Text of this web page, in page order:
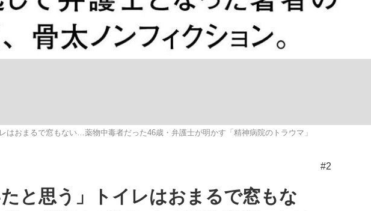
て明かした日本代表監督に... 「最悪の空気のまま解散」WBC日本代表“敗戦”の
はおまるで窓もない…薬物中毒者だった46歳・弁護士が明かす「精神病院のトラウマ」
#2
と思う」トイレはおまるで窓もな